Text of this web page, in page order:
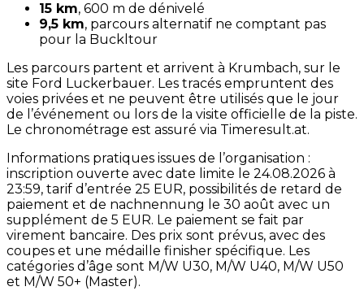
15 km, 600 m de dénivelé
9,5 km, parcours alternatif ne comptant pas
pour la Buckltour
Les parcours partent et arrivent à Krumbach, sur le
site Ford Luckerbauer. Les tracés empruntent des
voies privées et ne peuvent être utilisés que le jour
de l’événement ou lors de la visite officielle de la piste.
Le chronométrage est assuré via Timeresult.at.
Informations pratiques issues de l’organisation :
inscription ouverte avec date limite le 24.08.2026 à
23:59, tarif d’entrée 25 EUR, possibilités de retard de
paiement et de nachnennung le 30 août avec un
supplément de 5 EUR. Le paiement se fait par
virement bancaire. Des prix sont prévus, avec des
coupes et une médaille finisher spécifique. Les
catégories d’âge sont M/W U30, M/W U40, M/W U50
et M/W 50+ (Master).